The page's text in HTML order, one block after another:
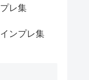
レ集
ンプレ集